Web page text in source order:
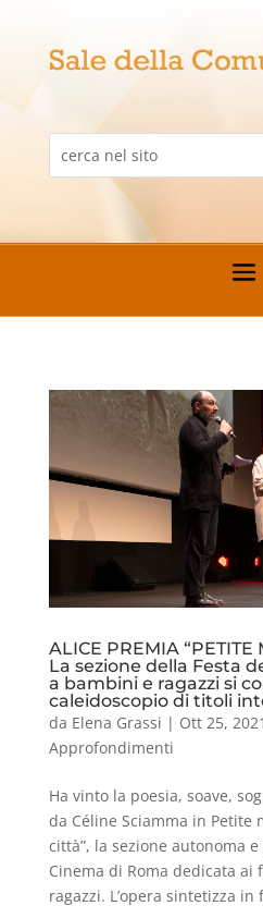
ALICE PREMIA “PETITE
La sezione della Festa
a bambini e ragazzi si
caleidoscopio di titoli
da Elena Grassi | Ott 25, 2021
Approfondimenti
Ha vinto la poesia, soave,
da Céline Sciamma in Petite
città”, la sezione autonoma
Cinema di Roma dedicata
ragazzi. L’opera sintetizza